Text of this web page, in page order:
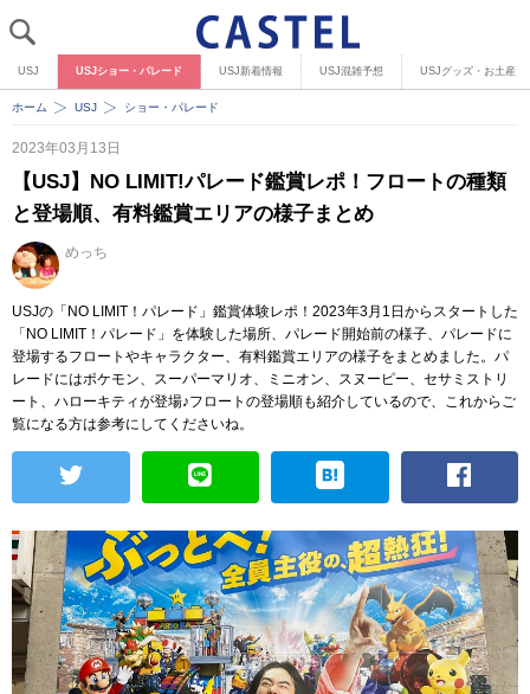
USJ USJショー・パレード USJ新着情報 USJ混雑予想 USJグッズ・お土産
ホーム USJ ショー・パレード
2023年03月13日
【USJ】NO LIMIT!パレード鑑賞レポ！フロートの種類
と登場順、有料鑑賞エリアの様子まとめ
めっち
USJの「NO LIMIT！パレード」鑑賞体験レポ！2023年3月1日からスタートした
「NO LIMIT！パレード」を体験した場所、パレード開始前の様子、パレードに
登場するフロートやキャラクター、有料鑑賞エリアの様子をまとめました。パ
レードにはポケモン、スーパーマリオ、ミニオン、スヌーピー、セサミストリ
ート、ハローキティが登場♪フロートの登場順も紹介しているので、これからご
覧になる方は参考にしてくださいね。